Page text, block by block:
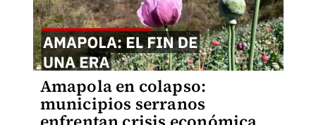
Amapola en colapso:
municipios serranos